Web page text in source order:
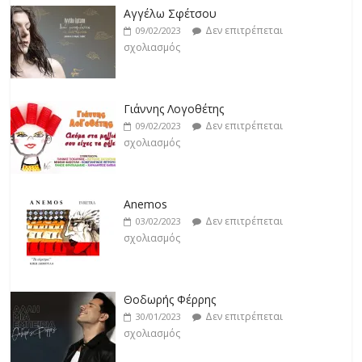
18/02/2023
Δεν επιτρέπεται
σχολιασμός
17/02/2023
Δεν επιτρέπεται
σχολιασμός
Αγγέλω Σφέτσου
09/02/2023
Δεν επιτρέπεται
σχολιασμός
Γιάννης Λογοθέτης
09/02/2023
Δεν επιτρέπεται
σχολιασμός
Anemos
03/02/2023
Δεν επιτρέπεται
σχολιασμός
Θοδωρής Φέρρης
30/01/2023
Δεν επιτρέπεται
σχολιασμός